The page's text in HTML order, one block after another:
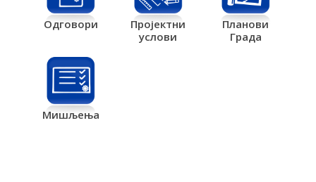
Одговори
Пројектни
услови
Планови
Града
Мишљења